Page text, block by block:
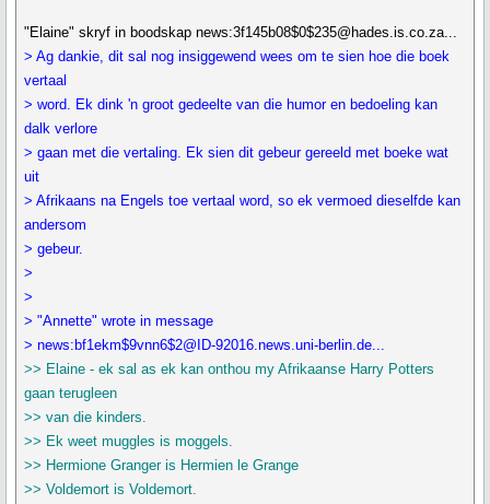
"Elaine" skryf in boodskap news:3f145b08$0$235@hades.is.co.za...
> Ag dankie, dit sal nog insiggewend wees om te sien hoe die boek
vertaal
> word. Ek dink 'n groot gedeelte van die humor en bedoeling kan
dalk verlore
> gaan met die vertaling. Ek sien dit gebeur gereeld met boeke wat
uit
> Afrikaans na Engels toe vertaal word, so ek vermoed dieselfde kan
andersom
> gebeur.
>
>
> "Annette" wrote in message
> news:bf1ekm$9vnn6$2@ID-92016.news.uni-berlin.de...
>> Elaine - ek sal as ek kan onthou my Afrikaanse Harry Potters
gaan terugleen
>> van die kinders.
>> Ek weet muggles is moggels.
>> Hermione Granger is Hermien le Grange
>> Voldemort is Voldemort.